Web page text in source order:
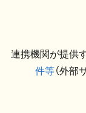
連携機関が提供
件等（外部